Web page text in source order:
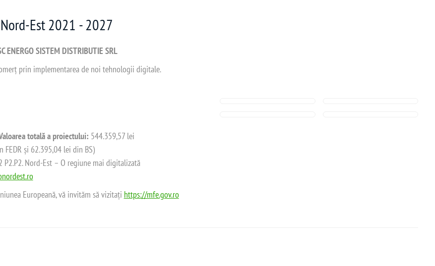
Est 2021 - 2027
ENERGO SISTEM DISTRIBUTIE SRL
prin implementarea de noi tehnologii digitale.
totală a proiectului: 544.359,57 lei
și 62.395,04 lei din BS)
P2.P2. Nord-Est – O regiune mai digitalizată
Europeană, vă invităm să vizitați https://mfe.gov.ro